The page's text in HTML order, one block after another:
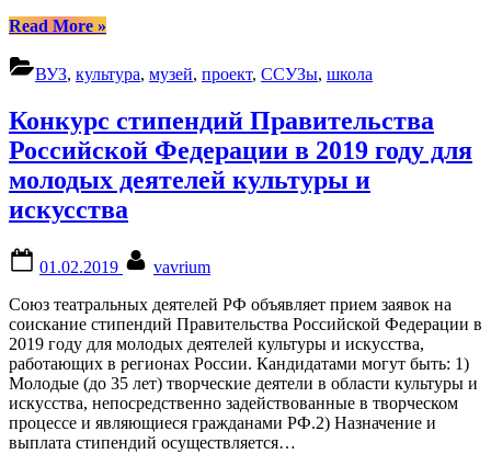
Read More“Конкурс
образовательных
проектов
школьных
и
студенческих
групп”
»
ВУЗ, культура, музей, проект, ССУЗы, школа
Конкурс стипендий Правительства
Российской Федерации в 2019 году для
молодых деятелей культуры и
искусства
on
01.02.2019
vavrium
Союз театральных деятелей РФ объявляет прием заявок на
соискание стипендий Правительства Российской Федерации в
2019 году для молодых деятелей культуры и искусства,
работающих в регионах России. Кандидатами могут быть: 1)
Молодые (до 35 лет) творческие деятели в области культуры и
искусства, непосредственно задействованные в творческом
процессе и являющиеся гражданами РФ.2) Назначение и
выплата стипендий осуществляется…